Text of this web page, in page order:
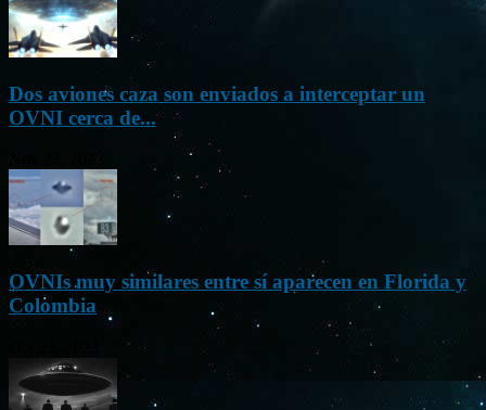
Dos aviones caza son enviados a interceptar un
OVNI cerca de...
OVNIs muy similares entre sí aparecen en Florida y
Colombia